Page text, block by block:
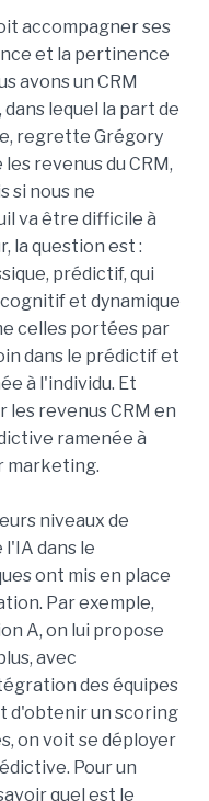
accompagner ses
et la pertinence
avons un CRM
lequel la part de
regrette Grégory
revenus du CRM,
si nous ne
va être difficile à
la question est :
prédictif, qui
et dynamique
celles portées par
dans le prédictif et
à l'individu. Et
revenus CRM en
ramenée à
marketing.
niveaux de
dans le
ont mis en place
Par exemple,
A, on lui propose
avec
des équipes
d'obtenir un scoring
on voit se déployer
Pour un
quel est le